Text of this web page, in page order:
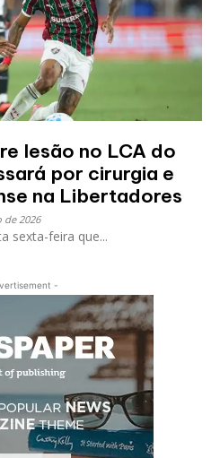
lesão no LCA do
por cirurgia e
na Libertadores
de 2026
sexta-feira que...
-